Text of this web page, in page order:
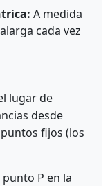
A medida
cada vez
lugar de
desde
fijos (los
P en la